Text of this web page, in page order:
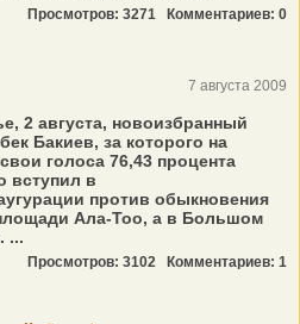
Просмотров: 3271 Комментариев: 0
7 августа 2009
2 августа, новоизбранный
Бакиев, за которого на
голоса 76,43 процента
вступил в
против обыкновения
Ала-Тоо, а в Большом
...
Просмотров: 3102 Комментариев: 1